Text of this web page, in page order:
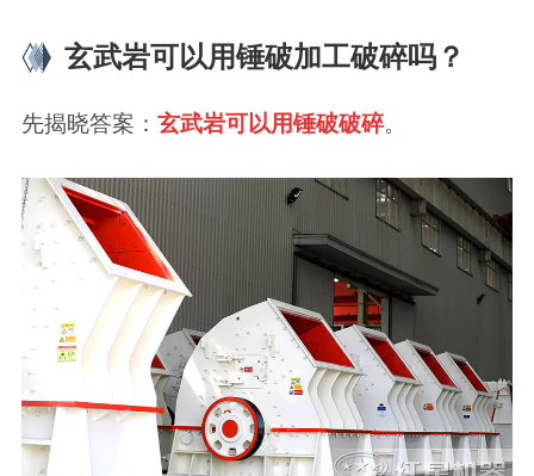
玄武岩可以用锤破加工破碎吗？
先揭晓答案： 玄武岩可以用锤破破碎。